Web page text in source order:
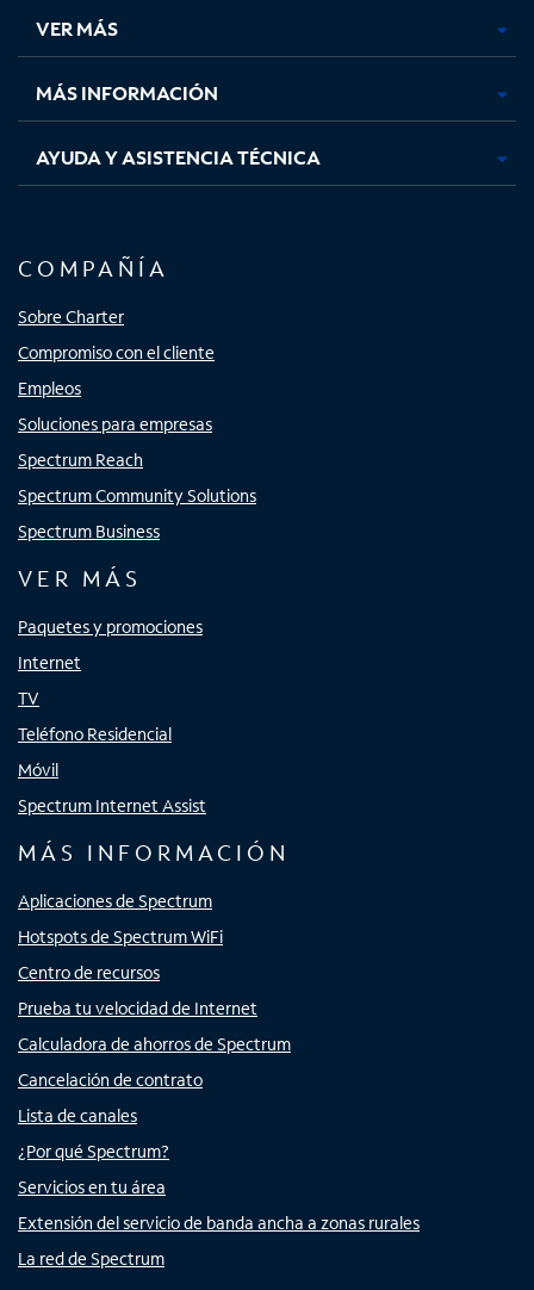
pestaña
nueva
pestaña
nueva
pestaña
nuevanueva
VER MÁS
MÁS INFORMACIÓN
AYUDA Y ASISTENCIA TÉCNICA
COMPAÑÍA
Sobre Charter
Compromiso con el cliente
Empleos
Soluciones para empresas
Spectrum Reach
Spectrum Community Solutions
Spectrum Business
VER MÁS
Paquetes y promociones
Internet
TV
Teléfono Residencial
Móvil
Spectrum Internet Assist
MÁS INFORMACIÓN
Aplicaciones de Spectrum
Hotspots de Spectrum WiFi
Centro de recursos
Prueba tu velocidad de Internet
Calculadora de ahorros de Spectrum
Cancelación de contrato
Lista de canales
¿Por qué Spectrum?
Servicios en tu área
Extensión del servicio de banda ancha a zonas rurales
La red de Spectrum